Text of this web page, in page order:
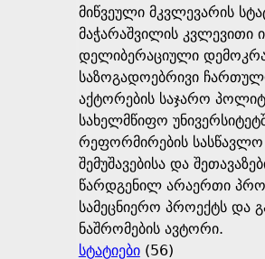
მიწვეული მკვლევარის
მაჭარაშვილის კვლევითი
დელიბერაციული
საზოგადოებრივი
აქტორების საჯარო
სახელმწიფო
რეფორმირების სასწავლო
შემუშავებისა და
წარდგენილ არაერთი
სამეცნიერო პროექტს და
ნაშრომების ავტორი.
სტატიები (56)